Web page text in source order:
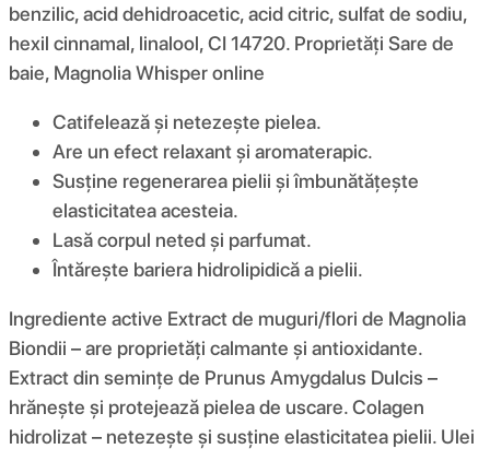
benzilic, acid dehidroacetic, acid citric, sulfat de sodiu,
hexil cinnamal, linalool, CI 14720. Proprietăți Sare de
baie, Magnolia Whisper online
Catifelează și netezește pielea.
Are un efect relaxant și aromaterapic.
Susține regenerarea pielii și îmbunătățește
elasticitatea acesteia.
Lasă corpul neted și parfumat.
Întărește bariera hidrolipidică a pielii.
Ingrediente active Extract de muguri/flori de Magnolia
Biondii – are proprietăți calmante și antioxidante.
Extract din semințe de Prunus Amygdalus Dulcis –
hrănește și protejează pielea de uscare. Colagen
hidrolizat – netezește și susține elasticitatea pielii. Ulei